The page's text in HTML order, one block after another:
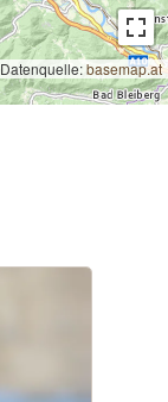
Datenquelle:basemap.at